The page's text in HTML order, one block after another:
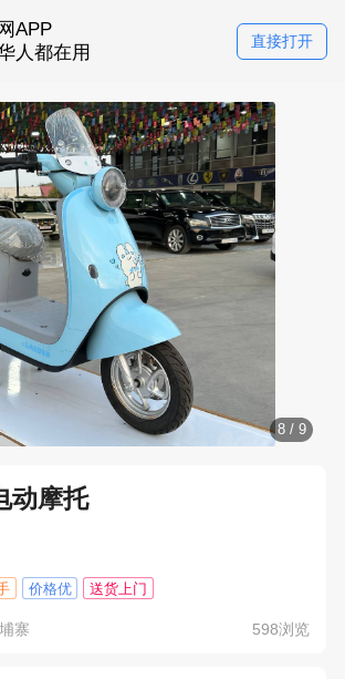
APP
人都在用
直接打开
8/ 9
动摩托
价格优 送货上门
寨 598浏览